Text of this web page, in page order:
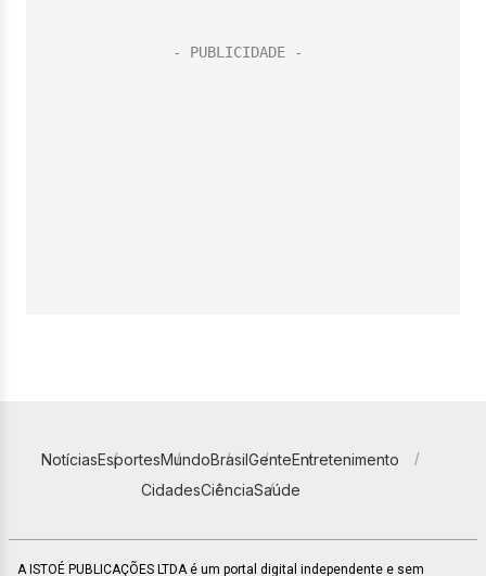
NotíciasEsportesMundoBrasilGenteEntretenimento
CidadesCiênciaSaúde
A ISTOÉ PUBLICAÇÕES LTDA é um portal digital independente e sem